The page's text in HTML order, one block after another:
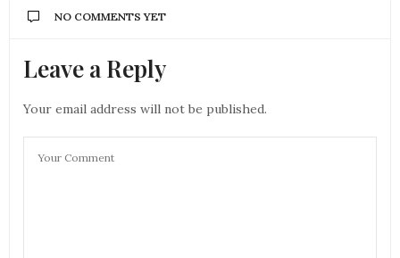
NO COMMENTS YET
Leave a Reply
Your email address will not be published.